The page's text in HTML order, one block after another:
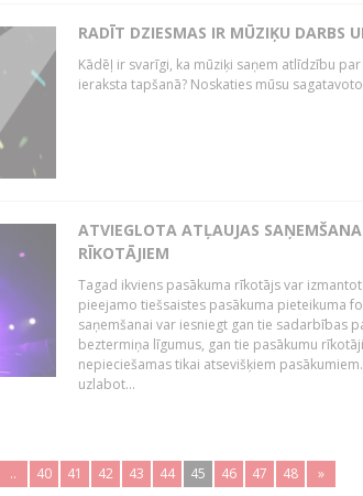
RADĪT DZIESMAS IR MŪZIĶU DARBS
Kādēļ ir svarīgi, ka mūziķi saņem atlīdzību
ieraksta tapšanā? Noskaties mūsu
ATVIEGLOTA ATĻAUJAS
RĪKOTĀJIEM
Tagad ikviens pasākuma rīkotājs var
pieejamo tiešsaistes pasākuma pieteikuma
saņemšanai var iesniegt gan tie sadarbības
beztermiņa līgumus, gan tie pasākumu
nepieciešamas tikai atsevišķiem
uzlabot...
.. 40 41 42 43 44 45 46 47 48 »